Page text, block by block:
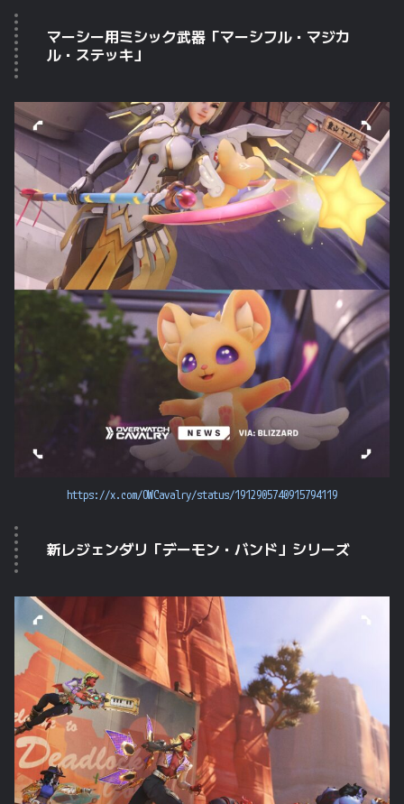
マーシー用ミシック武器「マーシフル・マジカ
ル・ステッキ」
https://x.com/OWCavalry/status/1912905740915794119
新レジェンダリ「デーモン・バンド」シリーズ